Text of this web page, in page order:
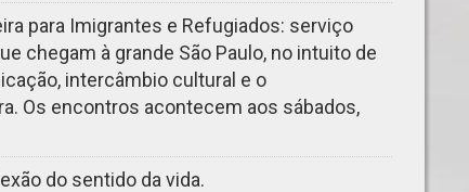
para Imigrantes e Refugiados: serviço
chegam à grande São Paulo, no intuito de
intercâmbio cultural e o
Os encontros acontecem aos sábados,
do sentido da vida.